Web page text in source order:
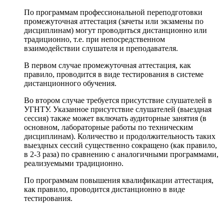
По программам профессиональной переподготовки
промежуточная аттестация (зачеты или экзамены по
дисциплинам) могут проводиться дистанционно или
традиционно, т.е. при непосредственном
взаимодействии слушателя и преподавателя.
В первом случае промежуточная аттестация, как
правило, проводится в виде тестирования в системе
дистанционного обучения.
Во втором случае требуется присутствие слушателей в
УГНТУ. Указанное присутствие слушателей (выездная
сессия) также может включать аудиторные занятия (в
основном, лабораторные работы по техническим
дисциплинам). Количество и продолжительность таких
выездных сессий существенно сокращено (как правило,
в 2-3 раза) по сравнению с аналогичными программами,
реализуемыми традиционно.
По программам повышения квалификации аттестация,
как правило, проводится дистанционно в виде
тестирования.